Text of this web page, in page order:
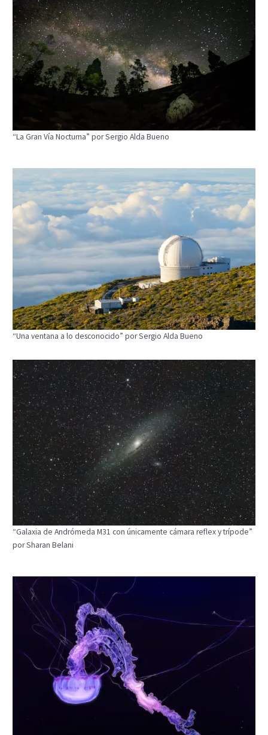
“La Gran Vía Nocturna” por Sergio Alda Bueno
“Una ventana a lo desconocido” por Sergio Alda Bueno
“Galaxia de Andrómeda M31 con únicamente cámara reflex y trípode”
por Sharan Belani